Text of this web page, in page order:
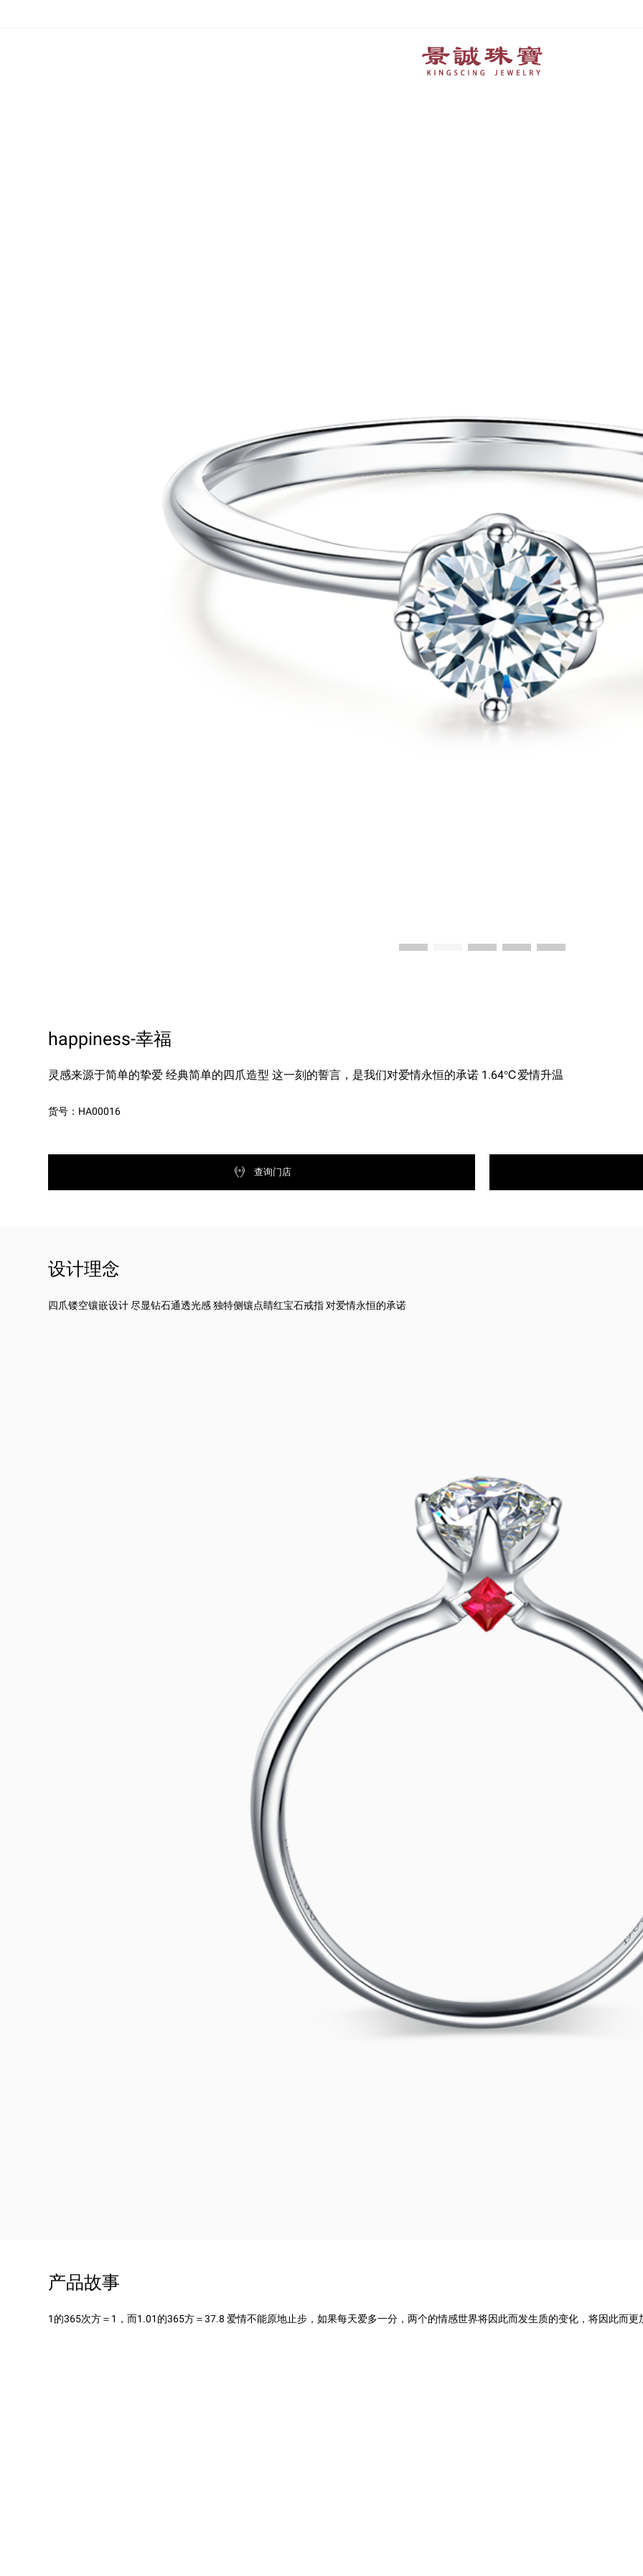
happiness-幸福
灵感来源于简单的挚爱 经典简单的四爪造型 这一刻的誓言，是我们对爱情永恒的承诺 1.64℃爱情升温
货号：HA00016
查询门店
设计理念
四爪镂空镶嵌设计 尽显钻石通透光感 独特侧镶点睛红宝石戒指 对爱情永恒的承诺
产品故事
1的365次方＝1，而1.01的365方＝37.8 爱情不能原地止步，如果每天爱多一分，两个的情感世界将因此而发生质的变化，将因此而更